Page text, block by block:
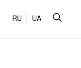
RU UA